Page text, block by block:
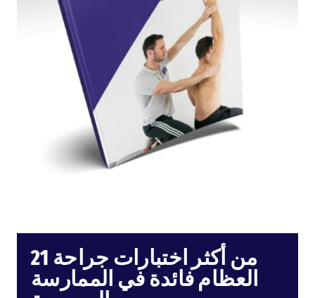
21 من أكثر اختبارات جراحة
العظام فائدة في الممارسة